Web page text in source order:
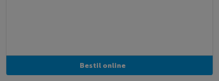
Bestil online